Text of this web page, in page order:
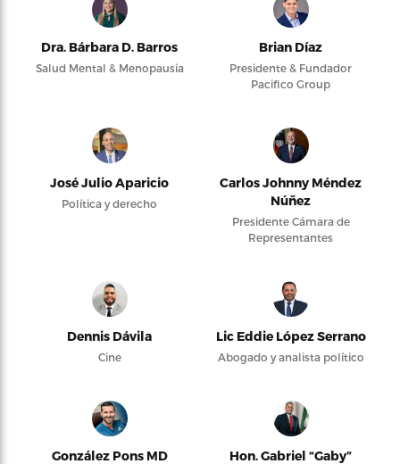
Dra. Bárbara D. Barros
Salud Mental & Menopausia
Brian Díaz
Presidente & Fundador
Pacifico Group
José Julio Aparicio
Política y derecho
Carlos Johnny Méndez
Núñez
Presidente Cámara de
Representantes
Dennis Dávila
Cine
Lic Eddie López Serrano
Abogado y analista político
González Pons MD
Hon. Gabriel “Gaby”